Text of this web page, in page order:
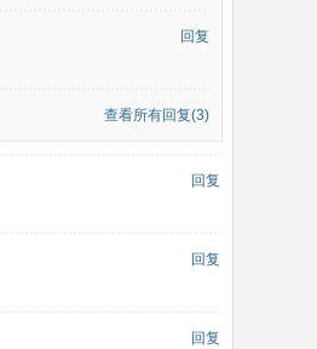
回复
查看所有回复(3)
回复
回复
回复